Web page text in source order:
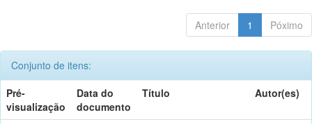
Anterior 1 Póximo
Conjunto de itens:
Pré-
visualização
Data do
documento
Título Autor(es)